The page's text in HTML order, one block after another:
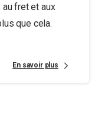
fret et aux
que cela.
En savoir plus